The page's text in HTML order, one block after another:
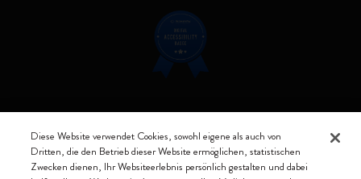
Verbunden bleiben
Diese Website verwendet Cookies, sowohl eigene als auch von
Dritten, die den Betrieb dieser Website ermöglichen, statistischen
Zwecken dienen, Ihr Websiteerlebnis persönlich gestalten und dabei